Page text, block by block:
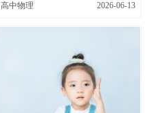
高中物理 2026-06-13